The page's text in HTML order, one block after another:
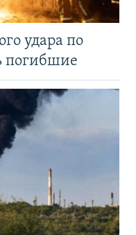
удара по
погибшие